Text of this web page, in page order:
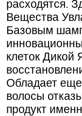
расходятся.
Вещества
Базовым
клеток Дикой
Обладает
волосы
продукт